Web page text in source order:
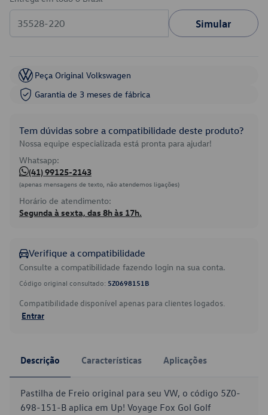
Simular
Peça Original Volkswagen
Garantia de 3 meses de fábrica
Tem dúvidas sobre a compatibilidade deste produto?
Nossa equipe especializada está pronta para ajudar!
Whatsapp:
(41) 99125-2143
(apenas mensagens de texto, não atendemos ligações)
Horário de atendimento:
Segunda à sexta, das 8h às 17h.
Verifique a compatibilidade
Consulte a compatibilidade fazendo login na sua conta.
Código original consultado: 5Z0698151B
Compatibilidade disponível apenas para clientes logados.
Entrar
Descrição Características Aplicações
Pastilha de Freio original para seu VW, o código 5Z0-
698-151-B aplica em Up! Voyage Fox Gol Golf